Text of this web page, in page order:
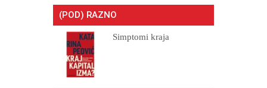
(POD) RAZNO
Simptomi kraja